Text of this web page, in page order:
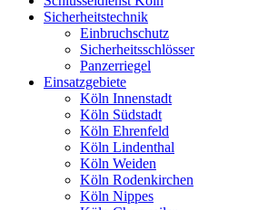
Sicherheitstechnik
Einbruchschutz
Sicherheitsschlösser
Panzerriegel
Einsatzgebiete
Köln Innenstadt
Köln Südstadt
Köln Ehrenfeld
Köln Lindenthal
Köln Weiden
Köln Rodenkirchen
Köln Nippes